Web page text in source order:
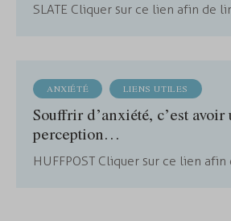
SLATE Cliquer sur ce lien afin de
ANXIÉTÉ LIENS UTILES
Souffrir d’anxiété, c’est avoir
perception…
HUFFPOST Cliquer sur ce lien